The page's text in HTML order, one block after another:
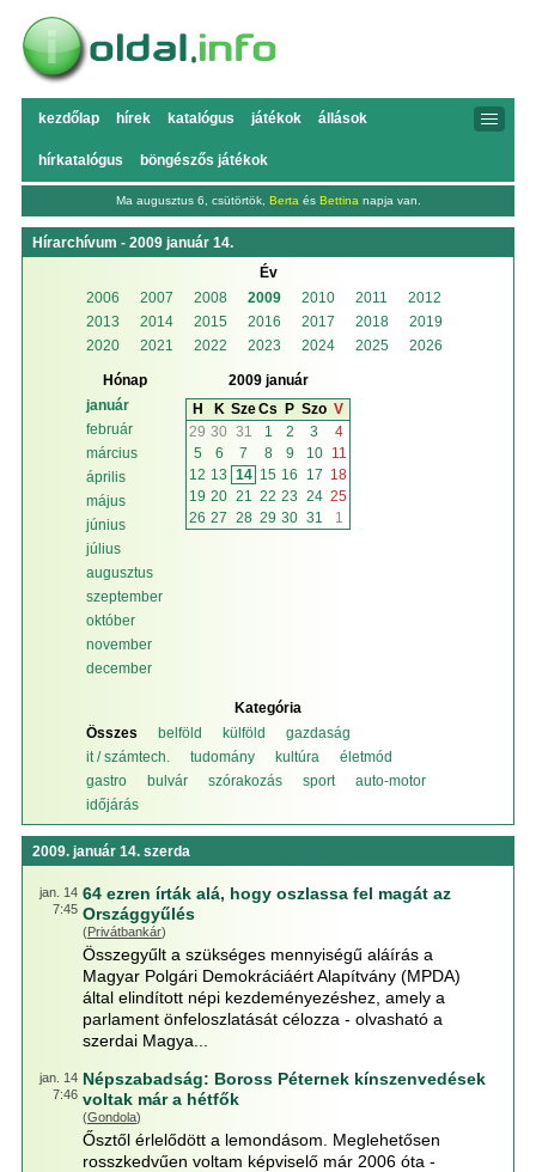
kezdőlap hírek katalógus játékok állások
hírkatalógus böngészős játékok
Ma augusztus 6, csütörtök, Berta és Bettina napja van.
Hírarchívum - 2009 január 14.
Év
2006
2007 2008 2009 2010 2011
2012
2013
2014 2015 2016 2017 2018
2019
2020
2021 2022 2023 2024 2025 2026
Hónap
január
február
március
április
május
június
július
augusztus
szeptember
október
november
december
2009 január
H
K SzeCs P Szo V
29 30 31 1 2 3
4
5
6 7 8 9 10
11
12 13 14 15 16 17 18
19 20 21 22 23 24 25
26 27 28 29 30 31 1
Kategória
Összes
belföld külföld
gazdaság
it / számtech.
tudomány kultúra
életmód
gastro
bulvár szórakozás sport
auto-motor
időjárás
2009. január 14. szerda
jan. 14
7:45
64 ezren írták alá, hogy oszlassa fel magát az
Országgyűlés
(Privátbankár)
Összegyűlt a szükséges mennyiségű aláírás a
Magyar Polgári Demokráciáért Alapítvány (MPDA)
által elindított népi kezdeményezéshez, amely a
parlament önfeloszlatását célozza - olvasható a
szerdai Magya...
jan. 14
7:46
Népszabadság: Boross Péternek kínszenvedések
voltak már a hétfők
(Gondola)
Ősztől érlelődött a lemondásom. Meglehetősen
rosszkedvűen voltam képviselő már 2006 óta -